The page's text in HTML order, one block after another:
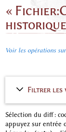
«
Voir les opérations
Filtrer les
Sélection du diff :
appuyez sur entrée